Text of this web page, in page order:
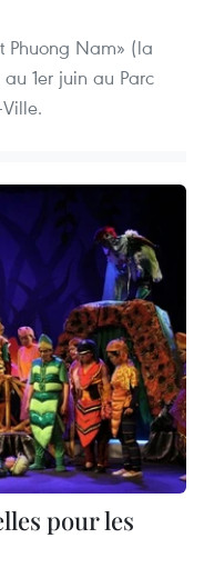
Phuong Nam» (la
1er juin au Parc
pour les